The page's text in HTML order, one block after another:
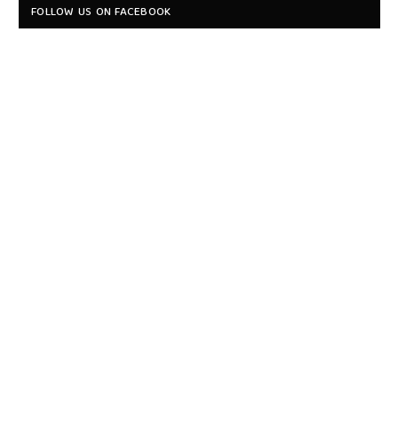
FOLLOW US ON FACEBOOK